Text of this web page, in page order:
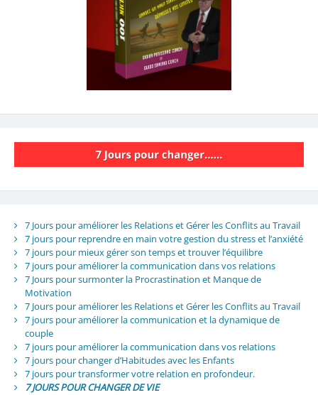
7 Jours pour améliorer les Relations et Gérer les Conflits au Travail
7 jours pour reprendre en main votre gestion du stress et l’anxiété
7 jours pour mieux gérer son temps et trouver l’équilibre
7 jours pour améliorer la communication dans vos relations
7 Jours pour surmonter la Procrastination et Manque de
Motivation
7 Jours pour améliorer les Relations et Gérer les Conflits au Travail
7 jours pour améliorer la communication et la dynamique de
couple
7 jours pour améliorer la communication dans vos relations
7 jours pour changer d’Habitudes avec les Enfants
7 jours pour transformer votre relation en profondeur.
7 JOURS POUR CHANGER DE VIE